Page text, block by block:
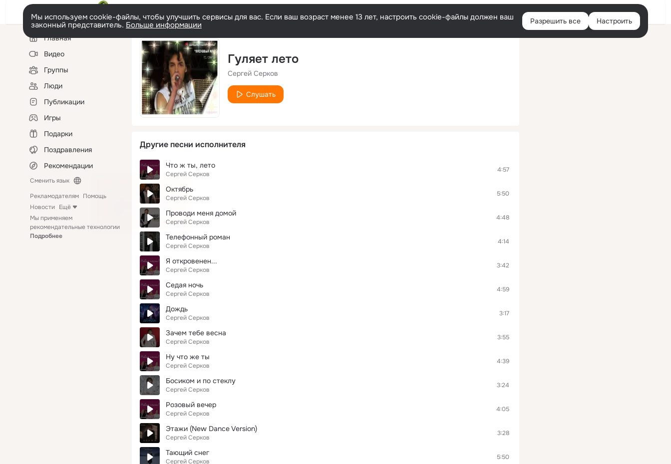
Войти
Мы используем cookie-файлы, чтобы улучшить сервисы для вас. Если ваш возраст менее 13 лет, настроить cookie-файлы должен ваш
законный представитель. Больше информации Разрешить все Настроить
Левая
колонкаГлавная
Видео
Группы
Люди
Публикации
Игры
Подарки
Поздравления
Рекомендации
Сменить язык
Рекламодателям Помощь
Новости Ещё
Мы применяем
рекомендательные технологии
Подробнее
Гуляет лето
Сергей Серков
Слушать
Другие песни исполнителя
Что ж ты, лето
Сергей Серков
4:57
Октябрь
Сергей Серков
5:50
Проводи меня домой
Сергей Серков
4:48
Телефонный роман
Сергей Серков
4:14
Я откровенен...
Сергей Серков
3:42
Седая ночь
Сергей Серков
4:59
Дождь
Сергей Серков
3:17
Зачем тебе весна
Сергей Серков
3:55
Ну что же ты
Сергей Серков
4:39
Босиком и по стеклу
Сергей Серков
3:24
Розовый вечер
Сергей Серков
4:05
Этажи (New Dance Version)
Сергей Серков
3:28
Тающий снег
Сергей Серков
5:50